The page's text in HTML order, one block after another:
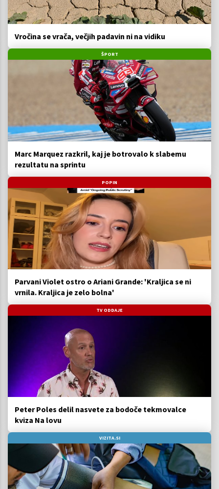
Vročina se vrača, večjih padavin ni na vidiku
ŠPORT
Marc Marquez razkril, kaj je botrovalo k slabemu
rezultatu na sprintu
POPIN
Parvani Violet ostro o Ariani Grande: 'Kraljica se ni
vrnila. Kraljica je zelo bolna'
TV ODDAJE
Peter Poles delil nasvete za bodoče tekmovalce
kviza Na lovu
VIZITA.SI